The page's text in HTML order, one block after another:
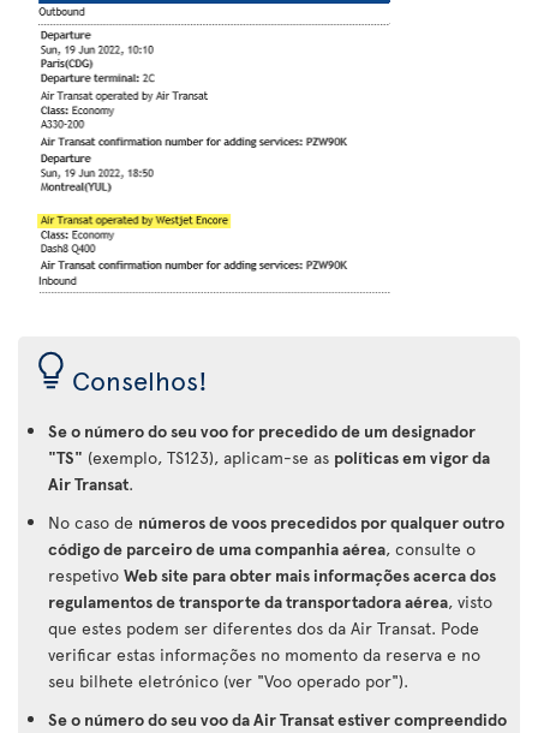
Conselhos!
Se o número do seu voo for precedido de um designador
"TS" (exemplo, TS123), aplicam-se as políticas em vigor da
Air Transat.
No caso de números de voos precedidos por qualquer outro
código de parceiro de uma companhia aérea, consulte o
respetivo Web site para obter mais informações acerca dos
regulamentos de transporte da transportadora aérea, visto
que estes podem ser diferentes dos da Air Transat. Pode
verificar estas informações no momento da reserva e no
seu bilhete eletrónico (ver "Voo operado por").
Se o número do seu voo da Air Transat estiver compreendido